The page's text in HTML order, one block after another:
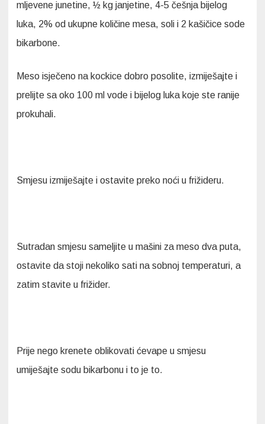
mljevene junetine, ½ kg janjetine, 4-5 češnja bijelog
luka, 2% od ukupne količine mesa, soli i 2 kašičice sode
bikarbone.
Meso isječeno na kockice dobro posolite, izmiješajte i
prelijte sa oko 100 ml vode i bijelog luka koje ste ranije
prokuhali.
Smjesu izmiješajte i ostavite preko noći u frižideru.
Sutradan smjesu sameljite u mašini za meso dva puta,
ostavite da stoji nekoliko sati na sobnoj temperaturi, a
zatim stavite u frižider.
Prije nego krenete oblikovati ćevape u smjesu
umiješajte sodu bikarbonu i to je to.